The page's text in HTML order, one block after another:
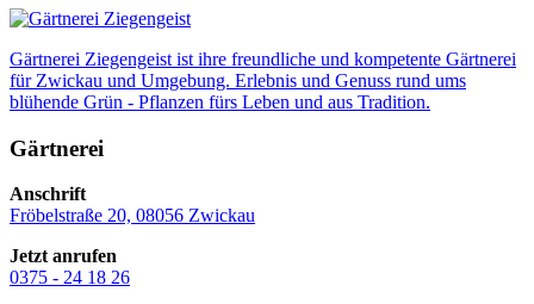
Gärtnerei Ziegengeist ist ihre freundliche und kompetente Gärtnerei
für Zwickau und Umgebung. Erlebnis und Genuss rund ums
blühende Grün - Pflanzen fürs Leben und aus Tradition.
Gärtnerei
Anschrift
Fröbelstraße 20, 08056 Zwickau
Jetzt anrufen
0375 - 24 18 26